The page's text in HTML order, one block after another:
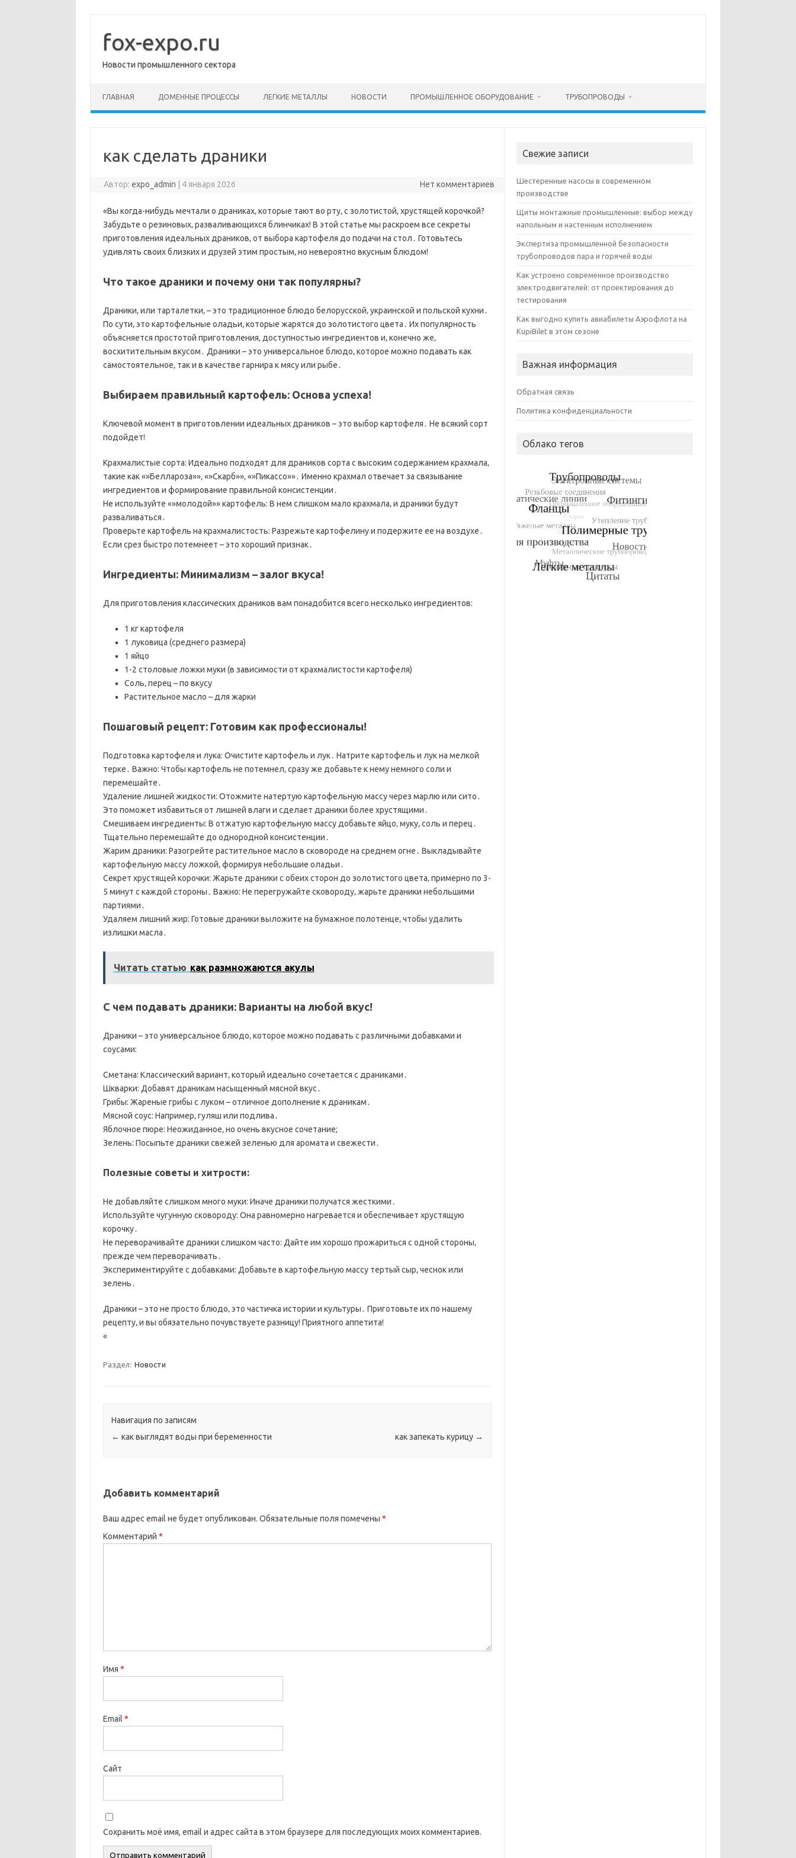
содержимому
fox-expo.ru
Новости промышленного сектора
ГЛАВНАЯ ДОМЕННЫЕ ПРОЦЕССЫ ЛЕГКИЕ МЕТАЛЛЫ НОВОСТИ ПРОМЫШЛЕННОЕ ОБОРУДОВАНИЕ ТРУБОПРОВОДЫ
как сделать драники
Автор:expo_admin 4 января 2026 Нет комментариев
«Вы когда-нибудь мечтали о драниках‚ которые тают во рту‚ с золотистой‚ хрустящей корочкой?
Забудьте о резиновых‚ разваливающихся блинчиках! В этой статье мы раскроем все секреты
приготовления идеальных драников‚ от выбора картофеля до подачи на стол․ Готовьтесь
удивлять своих близких и друзей этим простым‚ но невероятно вкусным блюдом!
Что такое драники и почему они так популярны?
Драники‚ или тарталетки‚ – это традиционное блюдо белорусской‚ украинской и польской кухни․
По сути‚ это картофельные оладьи‚ которые жарятся до золотистого цвета․ Их популярность
объясняется простотой приготовления‚ доступностью ингредиентов и‚ конечно же‚
восхитительным вкусом․ Драники – это универсальное блюдо‚ которое можно подавать как
самостоятельное‚ так и в качестве гарнира к мясу или рыбе․
Выбираем правильный картофель: Основа успеха!
Ключевой момент в приготовлении идеальных драников – это выбор картофеля․ Не всякий сорт
подойдет!
Крахмалистые сорта: Идеально подходят для драников сорта с высоким содержанием крахмала‚
такие как «»Беллароза»»‚ «»Скарб»»‚ «»Пикассо»»․ Именно крахмал отвечает за связывание
ингредиентов и формирование правильной консистенции․
Не используйте «»молодой»» картофель: В нем слишком мало крахмала‚ и драники будут
разваливаться․
Проверьте картофель на крахмалистость: Разрежьте картофелину и подержите ее на воздухе․
Если срез быстро потемнеет – это хороший признак․
Ингредиенты: Минимализм – залог вкуса!
Для приготовления классических драников вам понадобится всего несколько ингредиентов:
1 кг картофеля
1 луковица (среднего размера)
1 яйцо
1-2 столовые ложки муки (в зависимости от крахмалистости картофеля)
Соль‚ перец – по вкусу
Растительное масло – для жарки
Пошаговый рецепт: Готовим как профессионалы!
Подготовка картофеля и лука: Очистите картофель и лук․ Натрите картофель и лук на мелкой
терке․ Важно: Чтобы картофель не потемнел‚ сразу же добавьте к нему немного соли и
перемешайте․
Удаление лишней жидкости: Отожмите натертую картофельную массу через марлю или сито․
Это поможет избавиться от лишней влаги и сделает драники более хрустящими․
Смешиваем ингредиенты: В отжатую картофельную массу добавьте яйцо‚ муку‚ соль и перец․
Тщательно перемешайте до однородной консистенции․
Жарим драники: Разогрейте растительное масло в сковороде на среднем огне․ Выкладывайте
картофельную массу ложкой‚ формируя небольшие оладьи․
Секрет хрустящей корочки: Жарьте драники с обеих сторон до золотистого цвета‚ примерно по 3-
5 минут с каждой стороны․ Важно: Не перегружайте сковороду‚ жарьте драники небольшими
партиями․
Удаляем лишний жир: Готовые драники выложите на бумажное полотенце‚ чтобы удалить
излишки масла․
Читать статью как размножаются акулы
С чем подавать драники: Варианты на любой вкус!
Драники – это универсальное блюдо‚ которое можно подавать с различными добавками и
соусами:
Сметана: Классический вариант‚ который идеально сочетается с драниками․
Шкварки: Добавят драникам насыщенный мясной вкус․
Грибы: Жареные грибы с луком – отличное дополнение к драникам․
Мясной соус: Например‚ гуляш или подлива․
Яблочное пюре: Неожиданное‚ но очень вкусное сочетание;
Зелень: Посыпьте драники свежей зеленью для аромата и свежести․
Полезные советы и хитрости:
Не добавляйте слишком много муки: Иначе драники получатся жесткими․
Используйте чугунную сковороду: Она равномерно нагревается и обеспечивает хрустящую
корочку․
Не переворачивайте драники слишком часто: Дайте им хорошо прожариться с одной стороны‚
прежде чем переворачивать․
Экспериментируйте с добавками: Добавьте в картофельную массу тертый сыр‚ чеснок или
зелень․
Драники – это не просто блюдо‚ это частичка истории и культуры․ Приготовьте их по нашему
рецепту‚ и вы обязательно почувствуете разницу! Приятного аппетита!
«
Раздел: Новости
Навигация по записям
← как выглядят воды при беременности как запекать курицу →
Добавить комментарий
Ваш адрес email не будет опубликован. Обязательные поля помечены *
Комментарий *
Имя *
Email *
Сайт
Сохранить моё имя, email и адрес сайта в этом браузере для последующих моих комментариев.
Свежие записи
Шестеренные насосы в современном
производстве
Щиты монтажные промышленные: выбор между
напольным и настенным исполнением
Экспертиза промышленной безопасности
трубопроводов пара и горячей воды
Как устроено современное производство
электродвигателей: от проектирования до
тестирования
Как выгодно купить авиабилеты Аэрофлота на
KupiBilet в этом сезоне
Важная информация
Обратная связь
Политика конфиденциальности
Облако тегов